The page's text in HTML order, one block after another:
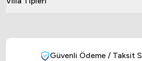
Güvenli Ödeme / Taksit